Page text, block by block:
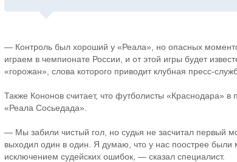
— Контроль был хороший у «Реала», но опасных
играем в чемпионате России, и от этой игры будет
«горожан», слова которого приводит клубная пресс-
Также Кононов считает, что футболисты «Краснодара» в
«Реала Сосьедада».
— Мы забили чистый гол, но судья не засчитал первый
выходил один в один. Я думаю, что у нас поострее
исключением судейских ошибок, — сказал специалист.